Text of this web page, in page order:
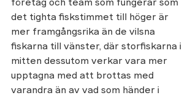
det tighta fiskstimmet till höger är
mer framgångsrika än de vilsna
fiskarna till vänster, där storfiskarna i
mitten dessutom verkar vara mer
upptagna med att brottas med
varandra än av vad som händer i